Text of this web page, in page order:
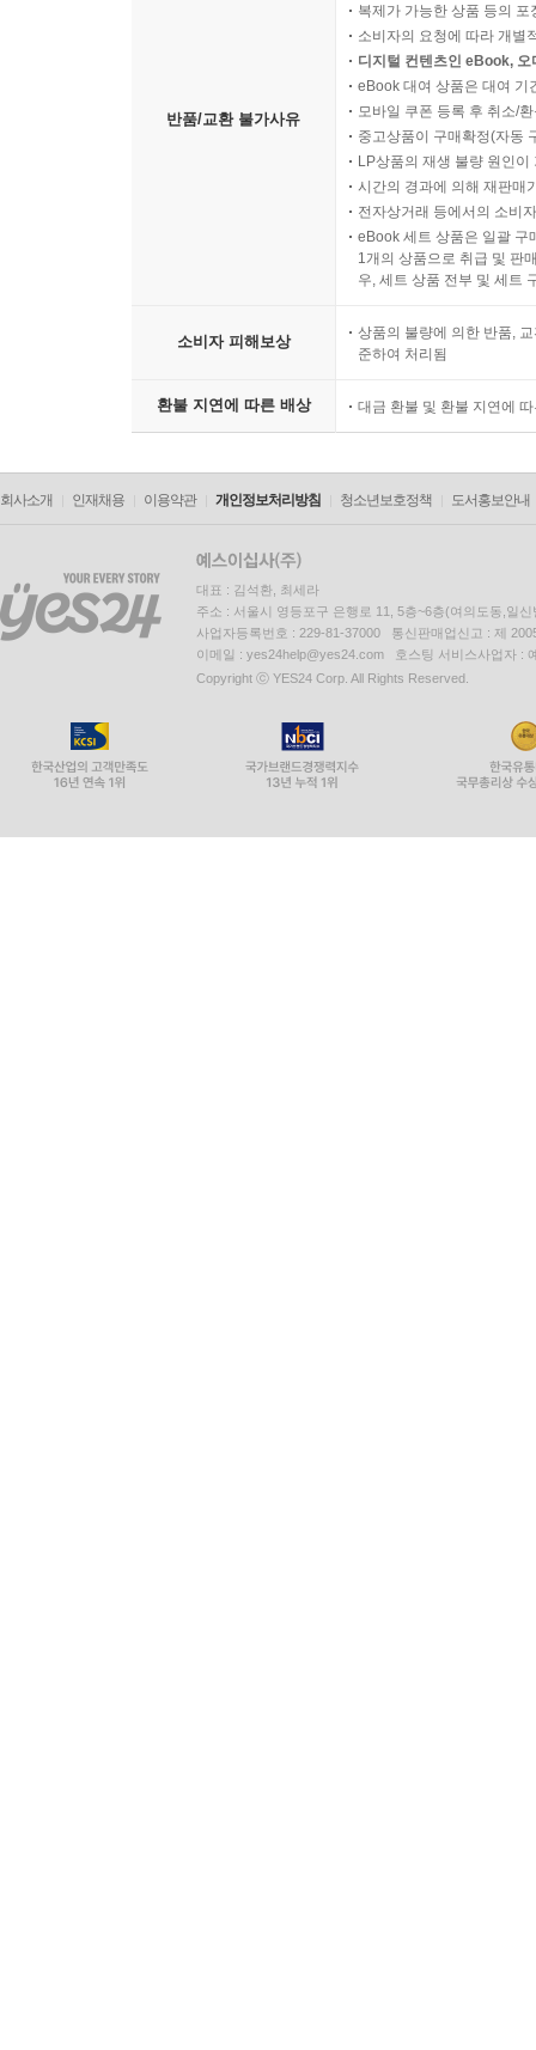
반품/교환 불가사유
복제가 가능한 상품 등의
소비자의 요청에 따라 개별
디지털 컨텐츠인 eBook,
eBook 대여 상품은 대여 기
모바일 쿠폰 등록 후 취소/
중고상품이 구매확정(자동
LP상품의 재생 불량 원인
시간의 경과에 의해 재판매
전자상거래 등에서의 소비
eBook 세트 상품은 일괄 구
1개의 상품으로 취급 및 판
우, 세트 상품 전부 및 세트
소비자 피해보상
상품의 불량에 의한 반품,
준하여 처리됨
환불 지연에 따른 배상 대금 환불 및 환불 지연에
회사소개 인재채용 이용약관 개인정보처리방침 청소년보호정책 도서홍보안내
대표 : 김석환, 최세라
주소 : 서울시 영등포구 은행로 11, 5층~6층(여의도동,일신
사업자등록번호 : 229-81-37000 통신판매업신고 : 제
이메일 : yes24help@yes24.com 호스팅 서비스사업자 :
Copyright ⓒ YES24 Corp. All Rights Reserved.